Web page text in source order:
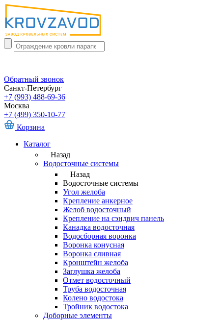
Обратный звонок
Санкт-Петербург
+7 (993) 488-69-36
Москва
+7 (499) 350-10-77
Корзина
Каталог
Назад
Водосточные системы
Назад
Водосточные системы
Угол желоба
Крепление анкерное
Желоб водосточный
Крепление на сэндвич панель
Канадка водосточная
Водосборная воронка
Воронка конусная
Воронка сливная
Кронштейн желоба
Заглушка желоба
Отмет водосточный
Труба водосточная
Колено водостока
Тройник водостока
Доборные элементы